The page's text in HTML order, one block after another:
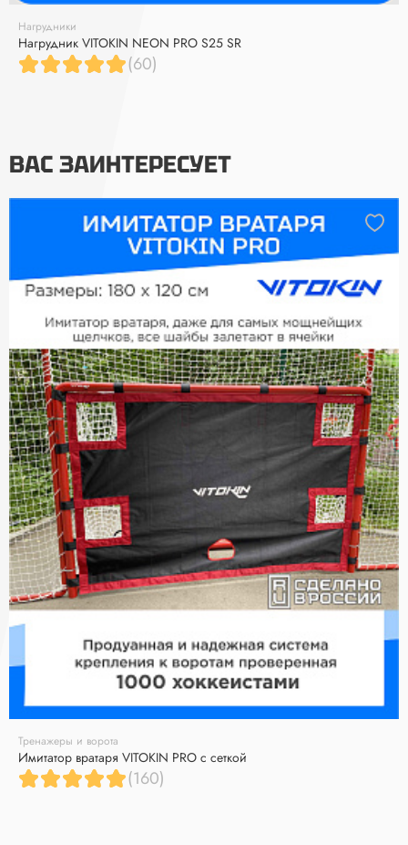
Нагрудники
Нагрудник VITOKIN NEON PRO S25 SR
(60)
ВАС ЗАИНТЕРЕСУЕТ
Тренажеры и ворота
Имитатор вратаря VITOKIN PRO с сеткой
(160)